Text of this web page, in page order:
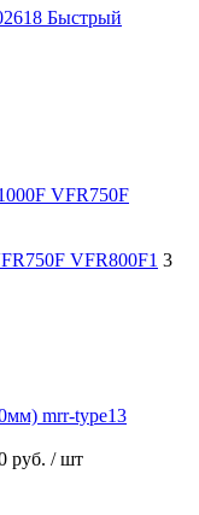
Быстрый
VFR800F1 3
руб. / шт